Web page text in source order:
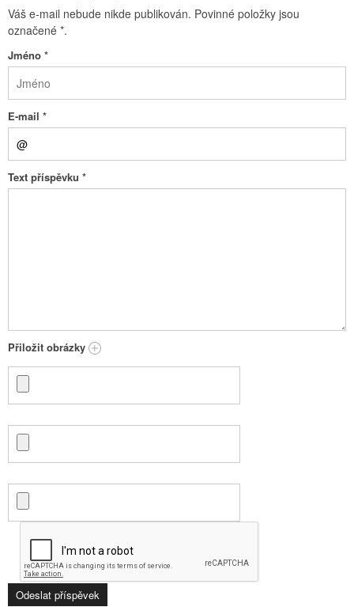
Váš e-mail nebude nikde publikován. Povinné položky jsou
označené *.
Jméno *
E-mail *
Text příspěvku *
Přiložit obrázky